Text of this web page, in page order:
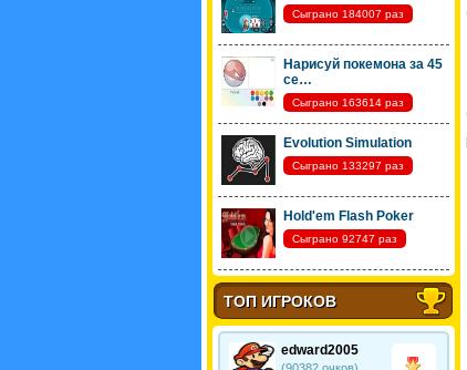
Сыграно 184007 раз
Нарисуй покемона за 45
се…
Сыграно 163614 раз
Evolution Simulation
Сыграно 133297 раз
Hold'em Flash Poker
Сыграно 92747 раз
ТОП ИГРОКОВ
edward2005